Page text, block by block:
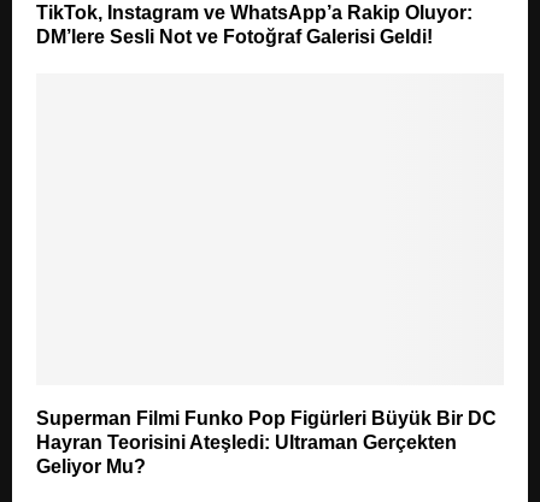
TikTok, Instagram ve WhatsApp’a Rakip Oluyor:
DM’lere Sesli Not ve Fotoğraf Galerisi Geldi!
Superman Filmi Funko Pop Figürleri Büyük Bir DC
Hayran Teorisini Ateşledi: Ultraman Gerçekten
Geliyor Mu?